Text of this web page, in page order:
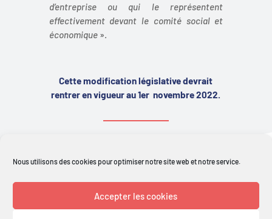
Nous utilisons des cookies pour optimiser notre site web et notre service.
Accepter les cookies
d’entreprise ou qui le représentent
effectivement devant le comité social et
économique».
Cette modification législative devrait
rentrer en vigueur au 1er novembre 2022.
Retour aux actualités